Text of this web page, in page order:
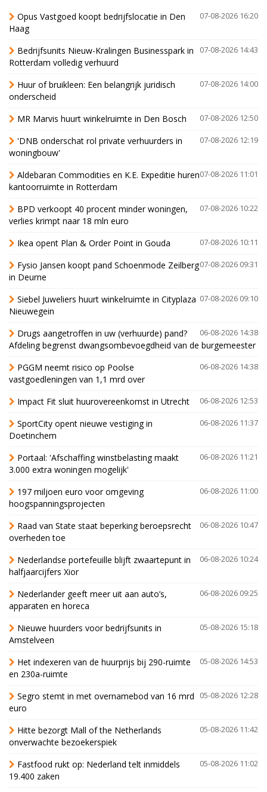
07-08-2026 16:20
Opus Vastgoed koopt bedrijfslocatie in Den
Haag
07-08-2026 14:43
Bedrijfsunits Nieuw-Kralingen Businesspark in
Rotterdam volledig verhuurd
07-08-2026 14:00
Huur of bruikleen: Een belangrijk juridisch
onderscheid
07-08-2026 12:50
MR Marvis huurt winkelruimte in Den Bosch
07-08-2026 12:19
'DNB onderschat rol private verhuurders in
woningbouw'
07-08-2026 11:01
Aldebaran Commodities en K.E. Expeditie huren
kantoorruimte in Rotterdam
07-08-2026 10:22
BPD verkoopt 40 procent minder woningen,
verlies krimpt naar 18 mln euro
07-08-2026 10:11
Ikea opent Plan & Order Point in Gouda
07-08-2026 09:31
Fysio Jansen koopt pand Schoenmode Zeilberg
in Deurne
07-08-2026 09:10
Siebel Juweliers huurt winkelruimte in Cityplaza
Nieuwegein
06-08-2026 14:38
Drugs aangetroffen in uw (verhuurde) pand?
Afdeling begrenst dwangsombevoegdheid van de burgemeester
06-08-2026 14:38
PGGM neemt risico op Poolse
vastgoedleningen van 1,1 mrd over
06-08-2026 12:53
Impact Fit sluit huurovereenkomst in Utrecht
06-08-2026 11:37
SportCity opent nieuwe vestiging in
Doetinchem
06-08-2026 11:21
Portaal: 'Afschaffing winstbelasting maakt
3.000 extra woningen mogelijk'
06-08-2026 11:00
197 miljoen euro voor omgeving
hoogspanningsprojecten
06-08-2026 10:47
Raad van State staat beperking beroepsrecht
overheden toe
06-08-2026 10:24
Nederlandse portefeuille blijft zwaartepunt in
halfjaarcijfers Xior
06-08-2026 09:25
Nederlander geeft meer uit aan auto’s,
apparaten en horeca
05-08-2026 15:18
Nieuwe huurders voor bedrijfsunits in
Amstelveen
05-08-2026 14:53
Het indexeren van de huurprijs bij 290-ruimte
en 230a-ruimte
05-08-2026 12:28
Segro stemt in met overnamebod van 16 mrd
euro
05-08-2026 11:42
Hitte bezorgt Mall of the Netherlands
onverwachte bezoekerspiek
05-08-2026 11:02
Fastfood rukt op: Nederland telt inmiddels
19.400 zaken